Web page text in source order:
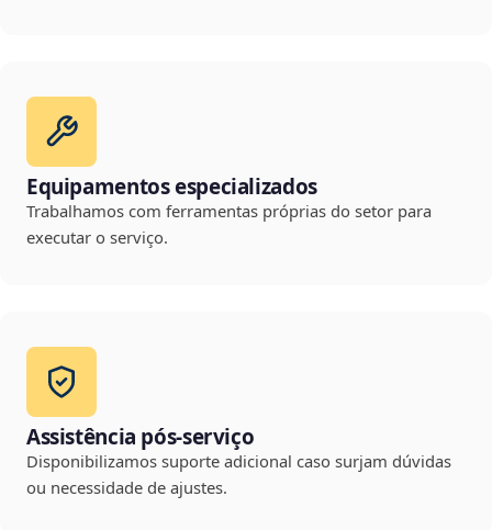
Equipamentos especializados
Trabalhamos com ferramentas próprias do setor para
executar o serviço.
Assistência pós-serviço
Disponibilizamos suporte adicional caso surjam dúvidas
ou necessidade de ajustes.